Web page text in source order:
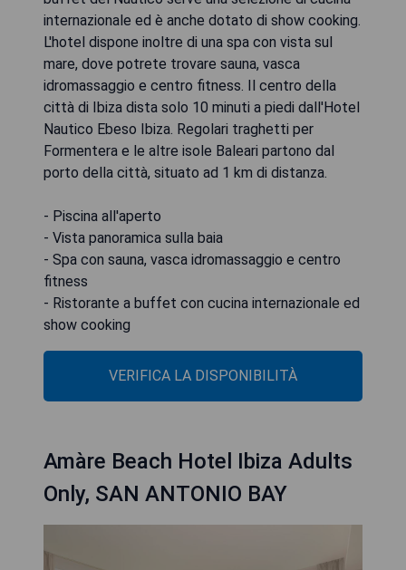
internazionale ed è anche dotato di show cooking.
L'hotel dispone inoltre di una spa con vista sul
mare, dove potrete trovare sauna, vasca
idromassaggio e centro fitness. Il centro della
città di Ibiza dista solo 10 minuti a piedi dall'Hotel
Nautico Ebeso Ibiza. Regolari traghetti per
Formentera e le altre isole Baleari partono dal
porto della città, situato ad 1 km di distanza.
- Piscina all'aperto
- Vista panoramica sulla baia
- Spa con sauna, vasca idromassaggio e centro
fitness
- Ristorante a buffet con cucina internazionale ed
show cooking
VERIFICA LA DISPONIBILITÀ
Amàre Beach Hotel Ibiza Adults
Only, SAN ANTONIO BAY